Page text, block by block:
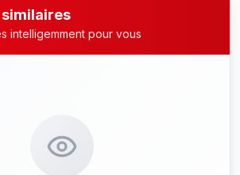
intelligemment pour vous